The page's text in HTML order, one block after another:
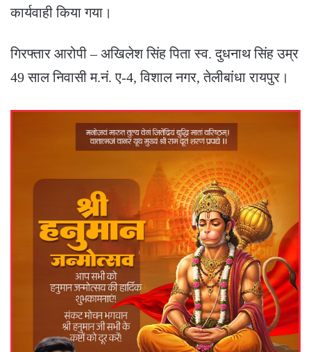
कार्यवाही किया गया।
गिरफ्तार आरोपी – अखिलेश सिंह पिता स्व. दुधनाथ सिंह उम्र
49 साल निवासी म.नं. ए-4, विशाल नगर, तेलीबांधा रायपुर।